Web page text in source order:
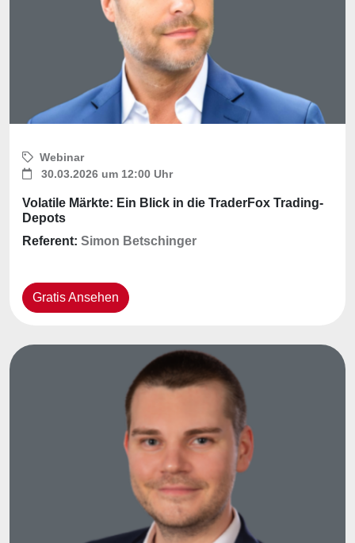
Webinar
30.03.2026 um 12:00 Uhr
Volatile Märkte: Ein Blick in die TraderFox Trading-
Depots
Referent: Simon Betschinger
Gratis Ansehen